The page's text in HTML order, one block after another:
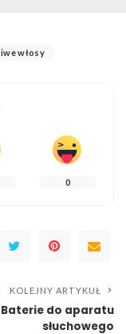
włosy
0
KOLEJNY ARTYKUŁ
Baterie do aparatu
słuchowego